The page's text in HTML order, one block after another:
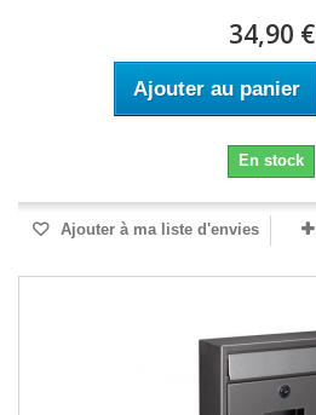
34,90 €
Ajouter au panier
En stock
Ajouter à ma liste d'envies